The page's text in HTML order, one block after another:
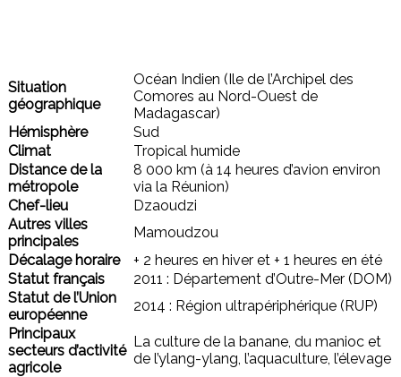
Situation
géographique
Océan Indien (Ile de l’Archipel des
Comores au Nord-Ouest de
Madagascar)
Hémisphère
Sud
Climat
Tropical humide
Distance de la
métropole
8 000 km (à 14 heures d’avion environ
via la Réunion)
Chef-lieu
Dzaoudzi
Autres villes
principales
Mamoudzou
Décalage horaire
+ 2 heures en hiver et + 1 heures en été
Statut français
2011 : Département d’Outre-Mer (DOM)
Statut de l’Union
européenne
2014 : Région ultrapériphérique (RUP)
Principaux
secteurs d’activité
agricole
La culture de la banane, du manioc et
de l’ylang-ylang, l’aquaculture, l’élevage